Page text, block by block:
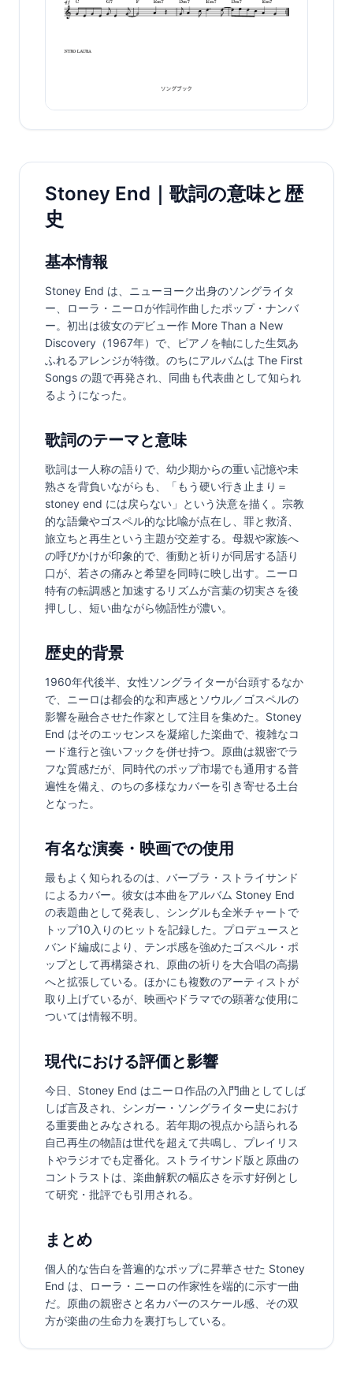
Stoney End｜歌詞の意味と歴
史
基本情報
Stoney End は、ニューヨーク出身のソングライタ
ー、ローラ・ニーロが作詞作曲したポップ・ナンバ
ー。初出は彼女のデビュー作 More Than a New
Discovery（1967年）で、ピアノを軸にした生気あ
ふれるアレンジが特徴。のちにアルバムは The First
Songs の題で再発され、同曲も代表曲として知られ
るようになった。
歌詞のテーマと意味
歌詞は一人称の語りで、幼少期からの重い記憶や未
熟さを背負いながらも、「もう硬い行き止まり＝
stoney end には戻らない」という決意を描く。宗教
的な語彙やゴスペル的な比喩が点在し、罪と救済、
旅立ちと再生という主題が交差する。母親や家族へ
の呼びかけが印象的で、衝動と祈りが同居する語り
口が、若さの痛みと希望を同時に映し出す。ニーロ
特有の転調感と加速するリズムが言葉の切実さを後
押しし、短い曲ながら物語性が濃い。
歴史的背景
1960年代後半、女性ソングライターが台頭するなか
で、ニーロは都会的な和声感とソウル／ゴスペルの
影響を融合させた作家として注目を集めた。Stoney
End はそのエッセンスを凝縮した楽曲で、複雑なコ
ード進行と強いフックを併せ持つ。原曲は親密でラ
フな質感だが、同時代のポップ市場でも通用する普
遍性を備え、のちの多様なカバーを引き寄せる土台
となった。
有名な演奏・映画での使用
最もよく知られるのは、バーブラ・ストライサンド
によるカバー。彼女は本曲をアルバム Stoney End
の表題曲として発表し、シングルも全米チャートで
トップ10入りのヒットを記録した。プロデュースと
バンド編成により、テンポ感を強めたゴスペル・ポ
ップとして再構築され、原曲の祈りを大合唱の高揚
へと拡張している。ほかにも複数のアーティストが
取り上げているが、映画やドラマでの顕著な使用に
ついては情報不明。
現代における評価と影響
今日、Stoney End はニーロ作品の入門曲としてしば
しば言及され、シンガー・ソングライター史におけ
る重要曲とみなされる。若年期の視点から語られる
自己再生の物語は世代を超えて共鳴し、プレイリス
トやラジオでも定番化。ストライサンド版と原曲の
コントラストは、楽曲解釈の幅広さを示す好例とし
て研究・批評でも引用される。
まとめ
個人的な告白を普遍的なポップに昇華させた Stoney
End は、ローラ・ニーロの作家性を端的に示す一曲
だ。原曲の親密さと名カバーのスケール感、その双
方が楽曲の生命力を裏打ちしている。